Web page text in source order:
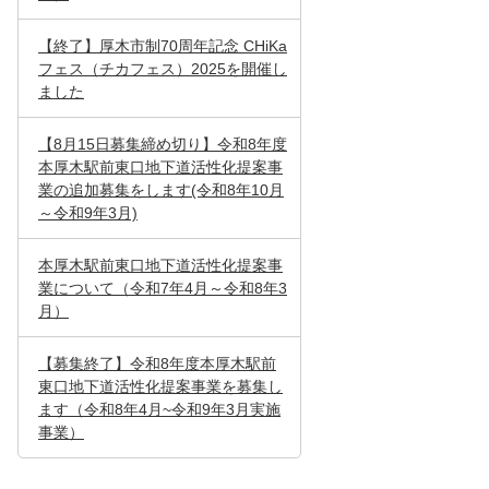
【終了】厚木市制70周年記念 CHiKa
フェス（チカフェス）2025を開催し
ました
【8月15日募集締め切り】令和8年度
本厚木駅前東口地下道活性化提案事
業の追加募集をします(令和8年10月
～令和9年3月)
本厚木駅前東口地下道活性化提案事
業について（令和7年4月～令和8年3
月）
【募集終了】令和8年度本厚木駅前
東口地下道活性化提案事業を募集し
ます（令和8年4月~令和9年3月実施
事業）